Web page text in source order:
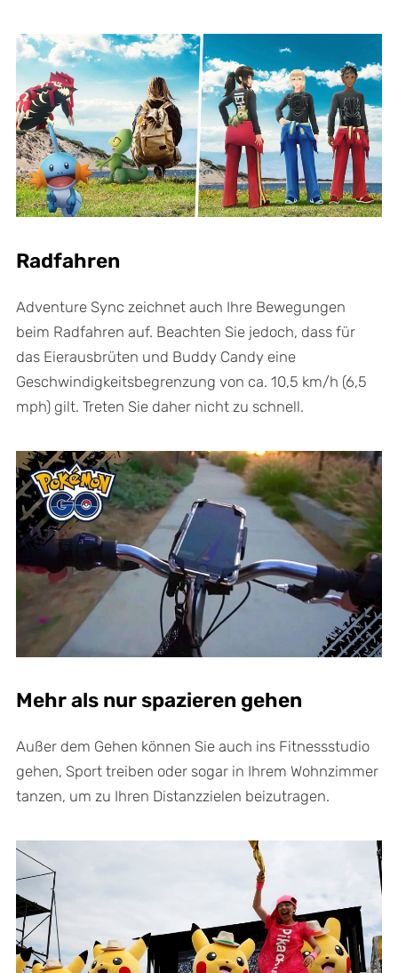
Radfahren
Adventure Sync zeichnet auch Ihre Bewegungen
beim Radfahren auf. Beachten Sie jedoch, dass für
das Eierausbrüten und Buddy Candy eine
Geschwindigkeitsbegrenzung von ca. 10,5 km/h (6,5
mph) gilt. Treten Sie daher nicht zu schnell.
Mehr als nur spazieren gehen
Außer dem Gehen können Sie auch ins Fitnessstudio
gehen, Sport treiben oder sogar in Ihrem Wohnzimmer
tanzen, um zu Ihren Distanzzielen beizutragen.